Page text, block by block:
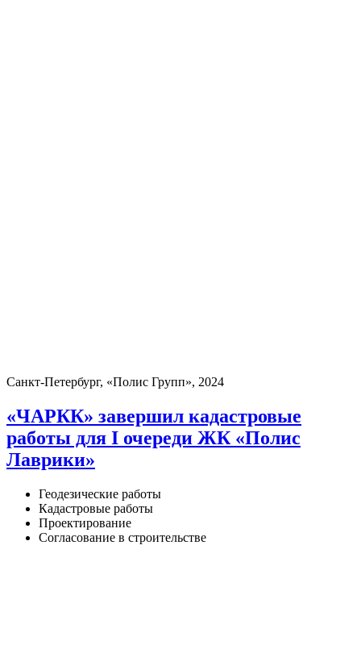
Санкт-Петербург, «Полис Групп», 2024
«ЧАРКК» завершил кадастровые
работы для I очереди ЖК «Полис
Лаврики»
Геодезические работы
Кадастровые работы
Проектирование
Согласование в строительстве